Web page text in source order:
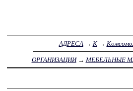
АДРЕСА → К→
ОРГАНИЗАЦИИ→ МЕБЕЛЬНЫЕ